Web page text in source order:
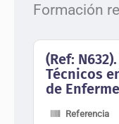
Formación
(Ref:
Técnicos
de
Referencia